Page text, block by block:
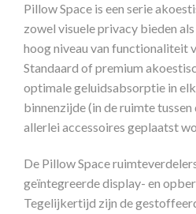
Pillow Space is een serie
zowel visuele privacy bieden
hoog niveau van functionaliteit
Standaard of premium
optimale geluidsabsorptie in
binnenzijde (in de ruimte tussen
allerlei accessoires geplaatst
De Pillow Space
geïntegreerde display- en
Tegelijkertijd zijn de